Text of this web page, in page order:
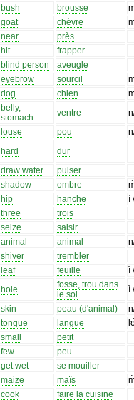
bush brousse
goat chèvre
near
près
hit
frapper
blind person
aveugle
eyebrow sourcil
dog chien
belly,
stomach
ventre
louse pou
hard
dur
draw water
puiser
shadow ombre
hip hanche
ì
three
trois
seize
saisir
animal animal
shiver
trembler
leaf feuille
ì
hole
fosse, trou dans
le sol
ì
skin peau (d'animal)
tongue langue
small
petit
few
peu
get wet
se mouiller
maize maïs
cook
faire la cuisine